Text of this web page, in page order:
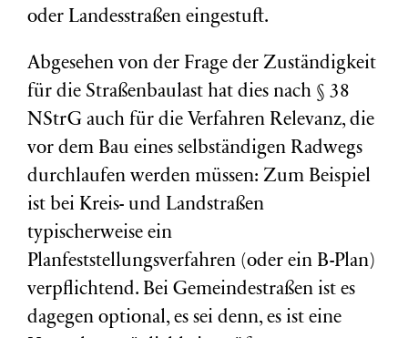
oder Landesstraßen eingestuft.
Abgesehen von der Frage der Zuständigkeit
für die Straßenbaulast hat dies nach § 38
NStrG auch für die Verfahren Relevanz, die
vor dem Bau eines selbständigen Radwegs
durchlaufen werden müssen: Zum Beispiel
ist bei Kreis- und Landstraßen
typischerweise ein
Planfeststellungsverfahren (oder ein B-Plan)
verpflichtend. Bei Gemeindestraßen ist es
dagegen optional, es sei denn, es ist eine